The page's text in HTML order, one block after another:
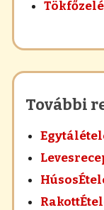
További